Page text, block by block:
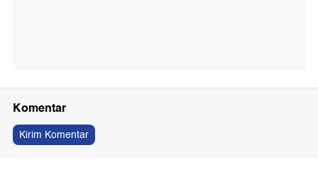
Komentar
Kirim Komentar